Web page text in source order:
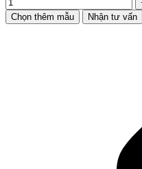
Chọn thêm mẫu Nhận tư vấn